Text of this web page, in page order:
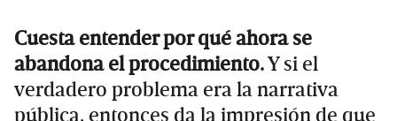
Cuesta entender por qué ahora se
abandona el procedimiento.Y si el
verdadero problema era la narrativa
pública, entonces da la impresión de que